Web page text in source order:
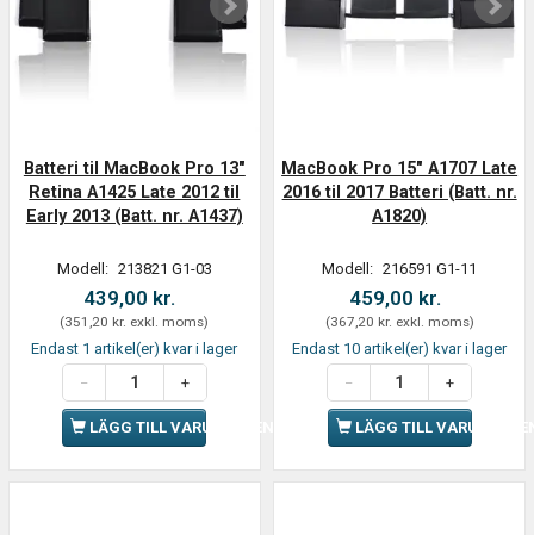
Batteri til MacBook Pro 13"
Retina A1425 Late 2012 til
Early 2013 (Batt. nr. A1437)
Modell: 213821 G1-03
439,00 kr.
(351,20 kr. exkl. moms)
Endast 1 artikel(er) kvar i lager
LÄGG TILL VARUKORGEN
MacBook Pro 15" A1707 Late
2016 til 2017 Batteri (Batt. nr.
A1820)
Modell: 216591 G1-11
459,00 kr.
(367,20 kr. exkl. moms)
Endast 10 artikel(er) kvar i lager
LÄGG TILL